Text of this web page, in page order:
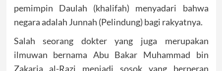
pemimpin Daulah (khalifah) menyadari bahwa
negara adalah Junnah (Pelindung) bagi rakyatnya.
Salah seorang dokter yang juga merupakan
ilmuwan bernama Abu Bakar Muhammad bin
Zakaria al-Razi menjadi sosok yang berperan